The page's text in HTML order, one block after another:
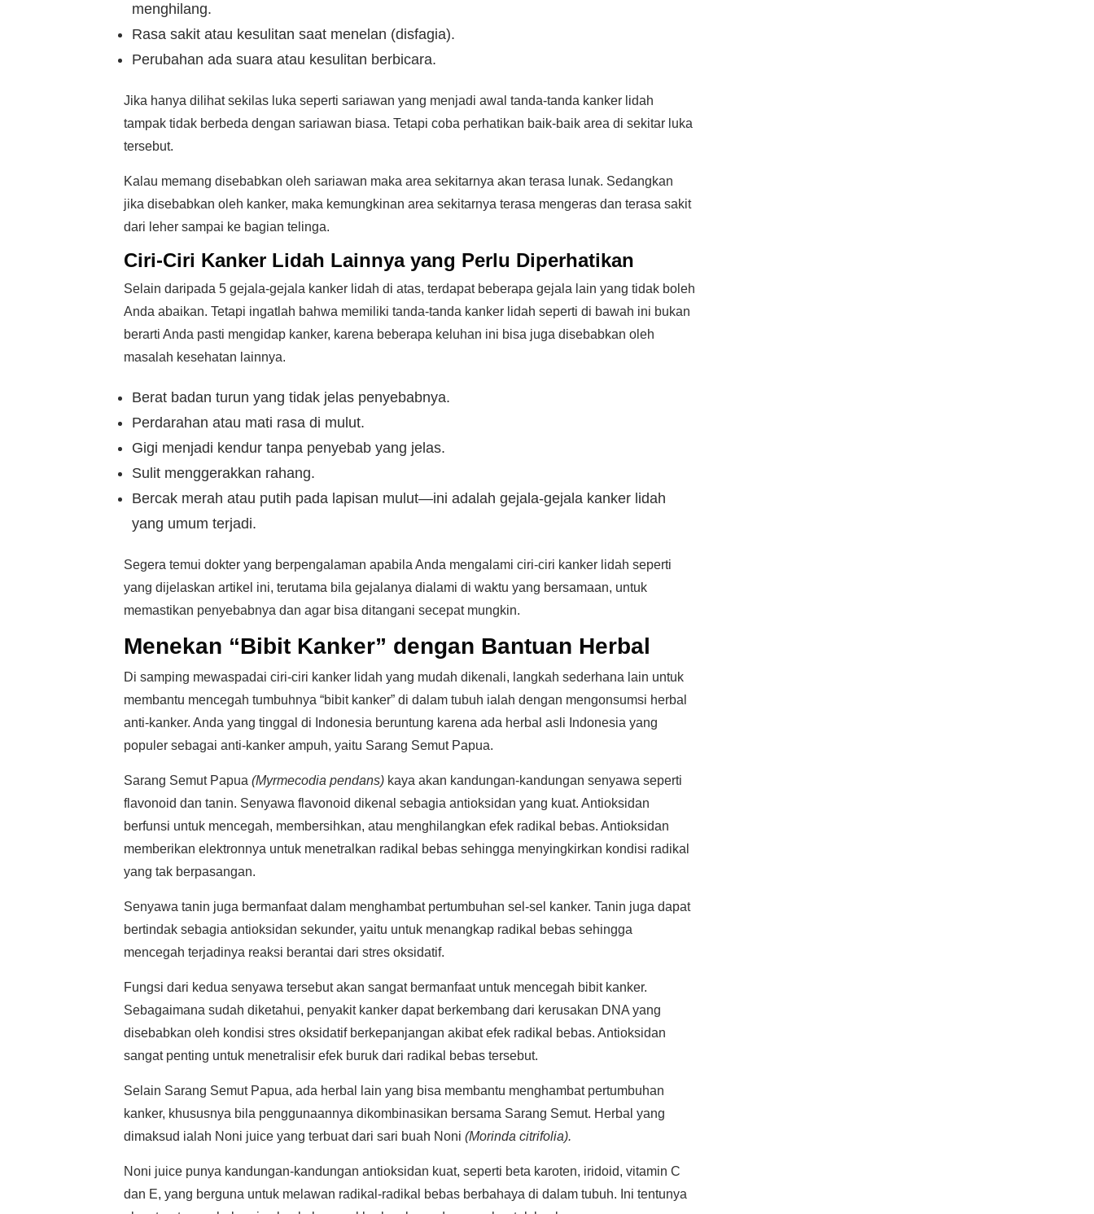
menghilang.
Rasa sakit atau kesulitan saat menelan (disfagia).
Perubahan ada suara atau kesulitan berbicara.
Jika hanya dilihat sekilas luka seperti sariawan yang menjadi awal tanda-tanda kanker lidah
tampak tidak berbeda dengan sariawan biasa. Tetapi coba perhatikan baik-baik area di sekitar luka
tersebut.
Kalau memang disebabkan oleh sariawan maka area sekitarnya akan terasa lunak. Sedangkan
jika disebabkan oleh kanker, maka kemungkinan area sekitarnya terasa mengeras dan terasa sakit
dari leher sampai ke bagian telinga.
Ciri-Ciri Kanker Lidah Lainnya yang Perlu Diperhatikan
Selain daripada 5 gejala-gejala kanker lidah di atas, terdapat beberapa gejala lain yang tidak boleh
Anda abaikan. Tetapi ingatlah bahwa memiliki tanda-tanda kanker lidah seperti di bawah ini bukan
berarti Anda pasti mengidap kanker, karena beberapa keluhan ini bisa juga disebabkan oleh
masalah kesehatan lainnya.
Berat badan turun yang tidak jelas penyebabnya.
Perdarahan atau mati rasa di mulut.
Gigi menjadi kendur tanpa penyebab yang jelas.
Sulit menggerakkan rahang.
Bercak merah atau putih pada lapisan mulut—ini adalah gejala-gejala kanker lidah
yang umum terjadi.
Segera temui dokter yang berpengalaman apabila Anda mengalami ciri-ciri kanker lidah seperti
yang dijelaskan artikel ini, terutama bila gejalanya dialami di waktu yang bersamaan, untuk
memastikan penyebabnya dan agar bisa ditangani secepat mungkin.
Menekan “Bibit Kanker” dengan Bantuan Herbal
Di samping mewaspadai ciri-ciri kanker lidah yang mudah dikenali, langkah sederhana lain untuk
membantu mencegah tumbuhnya “bibit kanker” di dalam tubuh ialah dengan mengonsumsi herbal
anti-kanker. Anda yang tinggal di Indonesia beruntung karena ada herbal asli Indonesia yang
populer sebagai anti-kanker ampuh, yaitu Sarang Semut Papua.
Sarang Semut Papua (Myrmecodia pendans) kaya akan kandungan-kandungan senyawa seperti
flavonoid dan tanin. Senyawa flavonoid dikenal sebagia antioksidan yang kuat. Antioksidan
berfunsi untuk mencegah, membersihkan, atau menghilangkan efek radikal bebas. Antioksidan
memberikan elektronnya untuk menetralkan radikal bebas sehingga menyingkirkan kondisi radikal
yang tak berpasangan.
Senyawa tanin juga bermanfaat dalam menghambat pertumbuhan sel-sel kanker. Tanin juga dapat
bertindak sebagia antioksidan sekunder, yaitu untuk menangkap radikal bebas sehingga
mencegah terjadinya reaksi berantai dari stres oksidatif.
Fungsi dari kedua senyawa tersebut akan sangat bermanfaat untuk mencegah bibit kanker.
Sebagaimana sudah diketahui, penyakit kanker dapat berkembang dari kerusakan DNA yang
disebabkan oleh kondisi stres oksidatif berkepanjangan akibat efek radikal bebas. Antioksidan
sangat penting untuk menetralisir efek buruk dari radikal bebas tersebut.
Selain Sarang Semut Papua, ada herbal lain yang bisa membantu menghambat pertumbuhan
kanker, khususnya bila penggunaannya dikombinasikan bersama Sarang Semut. Herbal yang
dimaksud ialah Noni juice yang terbuat dari sari buah Noni (Morinda citrifolia).
Noni juice punya kandungan-kandungan antioksidan kuat, seperti beta karoten, iridoid, vitamin C
dan E, yang berguna untuk melawan radikal-radikal bebas berbahaya di dalam tubuh. Ini tentunya